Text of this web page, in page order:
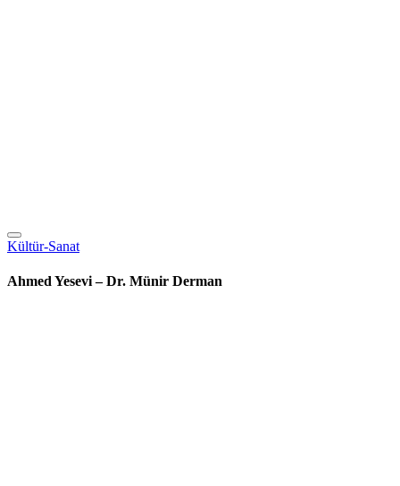
Kültür-Sanat
Ahmed Yesevi – Dr. Münir Derman